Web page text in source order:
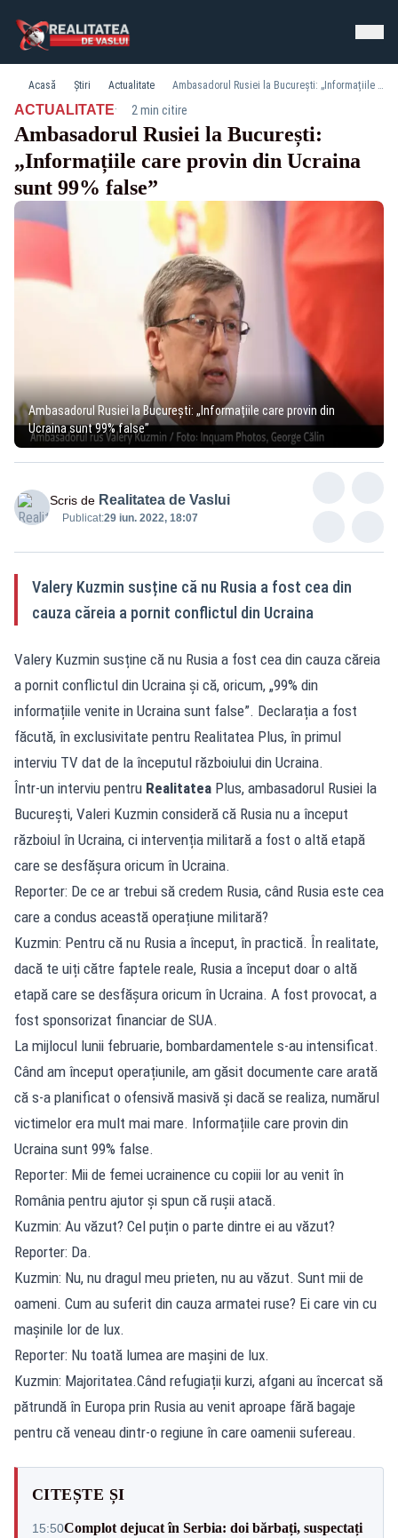
Acasă Știri Actualitate Ambasadorul Rusiei la București: „Informațiile care provin din Ucraina sunt 99% false”
ACTUALITATE· 2 min citire
Ambasadorul Rusiei la București:
„Informațiile care provin din Ucraina
sunt 99% false”
Ambasadorul Rusiei la București: „Informațiile care provin din
Ucraina sunt 99% false”
Scris de Realitatea de Vaslui
Publicat:29 iun. 2022, 18:07
Valery Kuzmin susține că nu Rusia a fost cea din
cauza căreia a pornit conflictul din Ucraina
Valery Kuzmin susține că nu Rusia a fost cea din cauza căreia
a pornit conflictul din Ucraina și că, oricum, „99% din
informațiile venite in Ucraina sunt false”. Declarația a fost
făcută, în exclusivitate pentru Realitatea Plus, în primul
interviu TV dat de la începutul războiului din Ucraina.
Într-un interviu pentru Realitatea Plus, ambasadorul Rusiei la
București, Valeri Kuzmin consideră că Rusia nu a început
războiul în Ucraina, ci intervenția militară a fost o altă etapă
care se desfășura oricum în Ucraina.
Reporter: De ce ar trebui să credem Rusia, când Rusia este cea
care a condus această operațiune militară?
Kuzmin: Pentru că nu Rusia a început, în practică. În realitate,
dacă te uiți către faptele reale, Rusia a început doar o altă
etapă care se desfășura oricum în Ucraina. A fost provocat, a
fost sponsorizat financiar de SUA.
La mijlocul lunii februarie, bombardamentele s-au intensificat.
Când am început operațiunile, am găsit documente care arată
că s-a planificat o ofensivă masivă și dacă se realiza, numărul
victimelor era mult mai mare. Informațiile care provin din
Ucraina sunt 99% false.
Reporter: Mii de femei ucrainence cu copiii lor au venit în
România pentru ajutor și spun că rușii atacă.
Kuzmin: Au văzut? Cel puțin o parte dintre ei au văzut?
Reporter: Da.
Kuzmin: Nu, nu dragul meu prieten, nu au văzut. Sunt mii de
oameni. Cum au suferit din cauza armatei ruse? Ei care vin cu
mașinile lor de lux.
Reporter: Nu toată lumea are mașini de lux.
Kuzmin: Majoritatea.Când refugiații kurzi, afgani au încercat să
pătrundă în Europa prin Rusia au venit aproape fără bagaje
pentru că veneau dintr-o regiune în care oamenii sufereau.
CITEȘTE ȘI
15:50Complot dejucat în Serbia: doi bărbați, suspectați